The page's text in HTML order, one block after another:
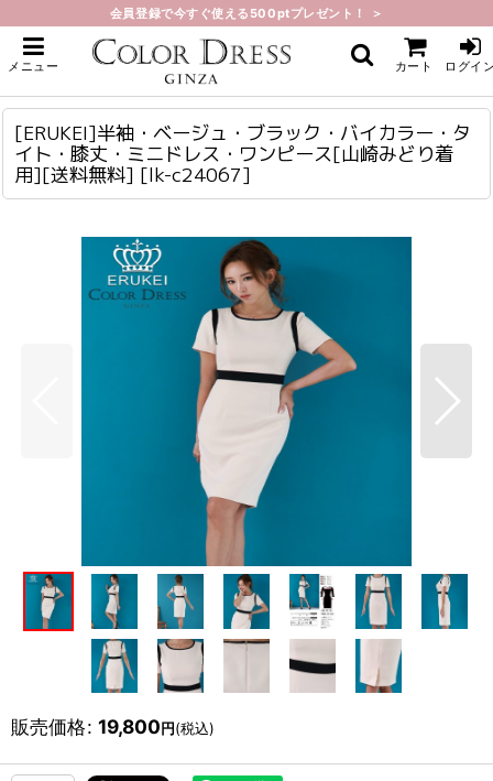
会員登録で今すぐ使える500ptプレゼント！ ＞
メニュー カート ログイ
ホーム > ミニ・ショート
[ERUKEI]半袖・ベージュ・ブラック・バイカラー・タイト・膝丈・ミニドレ
ス・ワンピース[山崎みどり着用][送料無料]
[ERUKEI]半袖・ベージュ・ブラック・バイカラー・タ
イト・膝丈・ミニドレス・ワンピース[山崎みどり着
用][送料無料] [lk-c24067]
販売価格: 19,800円(税込)